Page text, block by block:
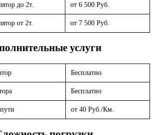
до 2т. от 6 500 Руб.
от 2т. от 7 500 Руб.
услуги
Бесплатно
Бесплатно
от 40 Руб./Км.